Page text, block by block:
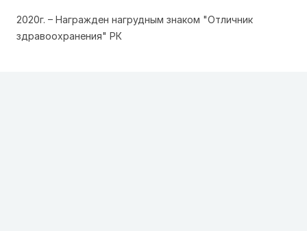
2020г. – Награжден нагрудным знаком "Отличник
здравоохранения" РК